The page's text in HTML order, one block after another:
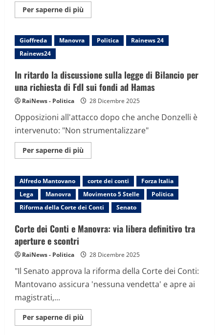
Per saperne di più
informazioni
bandiera
della
taglio
dell’Irpef
Gioffreda Manovra Politica
Rainews 24
Rainews24
In ritardo la discussione sulla legge di Bilancio per
una richiesta di FdI sui fondi ad Hamas
RaiNews - Politica 28 Dicembre 2025
Opposizioni all'attacco dopo che anche Donzelli è
intervenuto: "Non strumentalizzare"
Per saperne di più
informazioni
ritardo
la
discussione
sulla
legge
di
per
una
FdI
sui
fondi
ad
Hamas
Alfredo Mantovano corte dei conti
Forza Italia
Lega
Manovra Movimento 5 Stelle
Politica
Riforma della Corte dei Conti
Senato
Corte dei Conti e Manovra: via libera definitivo tra
aperture e scontri
RaiNews - Politica 28 Dicembre 2025
"Il Senato approva la riforma della Corte dei Conti:
Mantovano assicura 'nessuna vendetta' e apre ai
magistrati,...
Per saperne di più
informazioni